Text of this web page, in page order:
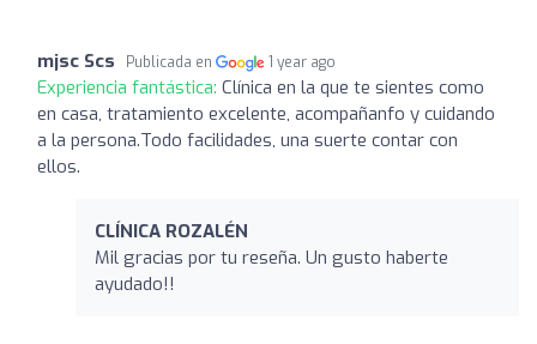
mjsc Scs Publicada en 1 year ago
Experiencia fantástica: Clínica en la que te sientes como
en casa, tratamiento excelente, acompañanfo y cuidando
a la persona.Todo facilidades, una suerte contar con
ellos.
CLÍNICA ROZALÉN
Mil gracias por tu reseña. Un gusto haberte
ayudado!!